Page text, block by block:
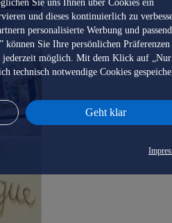
Sie uns Ihnen über Cookies ein
und dieses kontinuierlich zu
personalisierte Werbung und
können Sie Ihre persönlichen Präferenzen
jederzeit möglich. Mit dem Klick auf „Nur
technisch notwendige Cookies
Geht klar